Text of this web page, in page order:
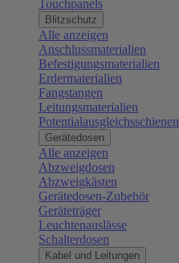
Touchpanels
Blitzschutz
Alle anzeigen
Anschlussmaterialien
Befestigungsmaterialien
Erdermaterialien
Fangstangen
Leitungsmaterialien
Potentialausgleichsschienen
Gerätedosen
Alle anzeigen
Abzweigdosen
Abzweigkästen
Gerätedosen-Zubehör
Geräteträger
Leuchtenauslässe
Schalterdosen
Kabel und Leitungen